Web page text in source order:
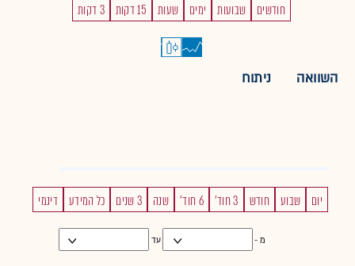
חודשים שבועות ימים שעות 15 דקות 3 דקות
השוואה ניתוח
יום שבוע חודש 3 חוד' 6 חוד' שנה 3 שנים כל המידע דינמי
מ - עד